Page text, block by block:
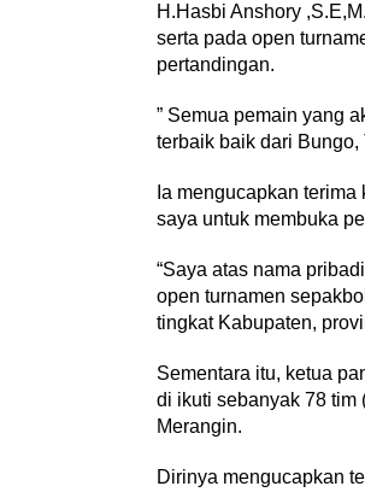
H.Hasbi Anshory
serta pada open
pertandingan.
” Semua pemain yang
terbaik baik dari Bungo,
Ia mengucapkan
saya untuk membuka
“Saya atas nama
open turnamen
tingkat Kabupaten,
Sementara itu, ketua
di ikuti sebanyak 78 tim
Merangin.
Dirinya mengucapkan